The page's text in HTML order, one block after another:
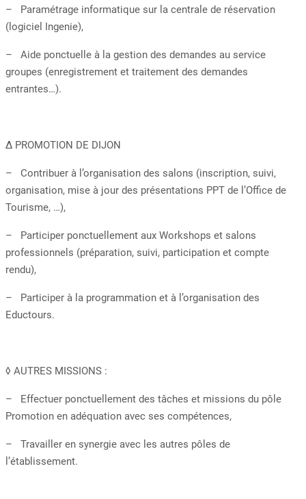
– Paramétrage informatique sur la centrale de réservation
(logiciel Ingenie),
– Aide ponctuelle à la gestion des demandes au service
groupes (enregistrement et traitement des demandes
entrantes…).
Δ PROMOTION DE DIJON
– Contribuer à l’organisation des salons (inscription, suivi,
organisation, mise à jour des présentations PPT de l’Office de
Tourisme, …),
– Participer ponctuellement aux Workshops et salons
professionnels (préparation, suivi, participation et compte
rendu),
– Participer à la programmation et à l’organisation des
Eductours.
◊ AUTRES MISSIONS :
– Effectuer ponctuellement des tâches et missions du pôle
Promotion en adéquation avec ses compétences,
– Travailler en synergie avec les autres pôles de
l’établissement.